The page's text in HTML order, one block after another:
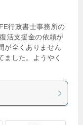
行政書士事務所の
活支援金の依頼が
が全くありません
ました。ようやく